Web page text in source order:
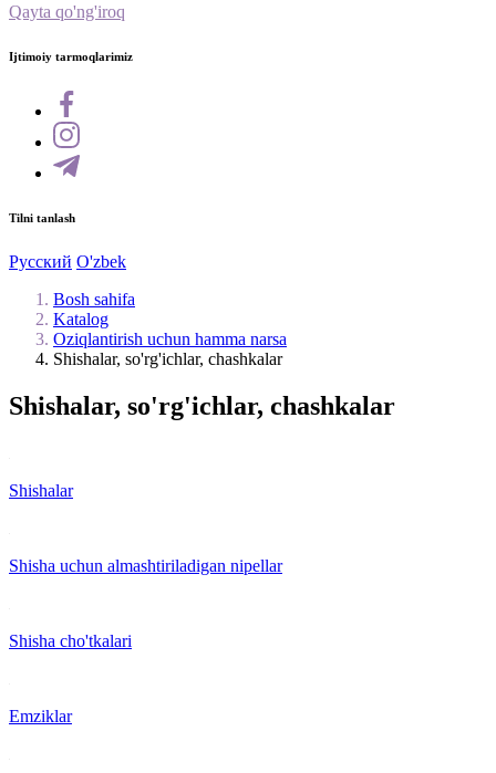
Qayta qo'ng'iroq
Ijtimoiy tarmoqlarimiz
Tilni tanlash
Русский O'zbek
Bosh sahifa
Katalog
Oziqlantirish uchun hamma narsa
Shishalar, so'rg'ichlar, chashkalar
Shishalar, so'rg'ichlar, chashkalar
Shishalar
Shisha uchun almashtiriladigan nipellar
Shisha cho'tkalari
Emziklar